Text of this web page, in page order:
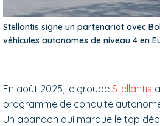
Stellantis signe un partenariat avec
véhicules autonomes de niveau 4 en
En août 2025, le groupe Stellantis
programme de conduite
Un abandon qui marque le top